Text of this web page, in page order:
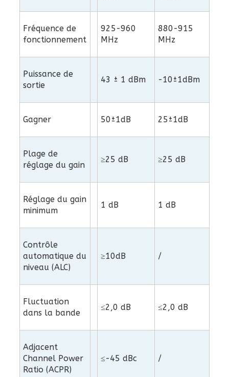
Fréquence de
fonctionnement
925-960
MHz
880-915
MHz
Puissance de
sortie
43 ± 1 dBm -10±1dBm
Gagner 50±1dB 25±1dB
Plage de
réglage du gain
≥25 dB ≥25 dB
Réglage du gain
minimum
1 dB 1 dB
Contrôle
automatique du
niveau (ALC)
≥10dB /
Fluctuation
dans la bande
≤2,0 dB ≤2,0 dB
Adjacent
Channel Power
Ratio (ACPR)
≤-45 dBc /